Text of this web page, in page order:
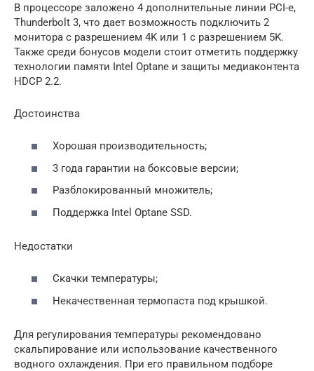
В процессоре заложено 4 дополнительные линии PCI-e,
Thunderbolt 3, что дает возможность подключить 2
монитора с разрешением 4K или 1 с разрешением 5K.
Также среди бонусов модели стоит отметить поддержку
технологии памяти Intel Optane и защиты медиаконтента
HDCP 2.2.
Достоинства
Хорошая производительность;
3 года гарантии на боксовые версии;
Разблокированный множитель;
Поддержка Intel Optane SSD.
Недостатки
Скачки температуры;
Некачественная термопаста под крышкой.
Для регулирования температуры рекомендовано
скальпирование или использование качественного
водного охлаждения. При его правильном подборе